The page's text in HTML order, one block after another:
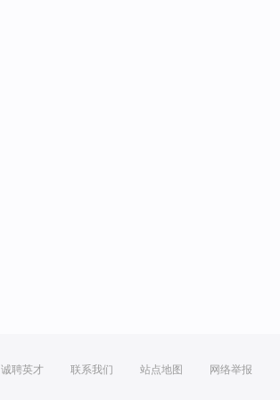
诚聘英才 联系我们 站点地图 网络举报